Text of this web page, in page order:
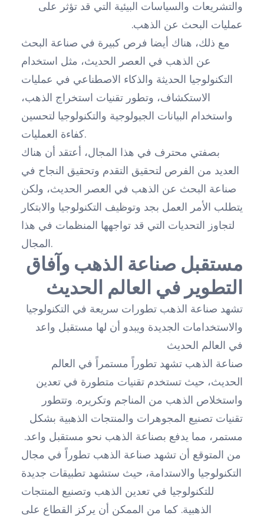
والتشريعات والسياسات البيئية التي قد تؤثر على
عمليات البحث عن الذهب.
مع ذلك، هناك أيضا فرص كبيرة في صناعة البحث
عن الذهب في العصر الحديث، مثل استخدام
التكنولوجيا الحديثة والذكاء الاصطناعي في عمليات
الاستكشاف، وتطور تقنيات استخراج الذهب،
واستخدام البيانات الجيولوجية والتكنولوجيا لتحسين
كفاءة العمليات.
بصفتي محترف في هذا المجال، أعتقد أن هناك
العديد من الفرص لتحقيق التقدم وتحقيق النجاح في
صناعة البحث عن الذهب في العصر الحديث، ولكن
يتطلب الأمر العمل بجد وتوظيف التكنولوجيا والابتكار
لتجاوز التحديات التي قد تواجهها المنظمات في هذا
المجال.
مستقبل صناعة الذهب وآفاق
التطوير في العالم الحديث
تشهد صناعة الذهب تطورات سريعة في التكنولوجيا
والاستخدامات الجديدة ويبدو أن لها مستقبل واعد
في العالم الحديث
صناعة الذهب تشهد تطوراً مستمراً في العالم
الحديث، حيث تستخدم تقنيات متطورة في تعدين
واستخلاص الذهب من المناجم وتكريره. وتتطور
تقنيات تصنيع المجوهرات والمنتجات الذهبية بشكل
مستمر، مما يدفع بصناعة الذهب نحو مستقبل واعد.
من المتوقع أن تشهد صناعة الذهب تطوراً في مجال
التكنولوجيا والاستدامة، حيث ستشهد تطبيقات جديدة
للتكنولوجيا في تعدين الذهب وتصنيع المنتجات
الذهبية. كما من الممكن أن يركز القطاع على